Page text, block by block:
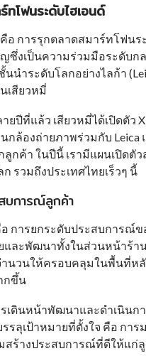
ทโฟนระดับไฮเอนด์
อ การรุกตลาดสมาร์ทโฟนร
งเป็นความร่วมมือระดับกล
นนำระดับโลกอย่างไลก้า
เสียวหมี่
ยปีที่แล้ว เสียวหมี่ได้เปิดตัว
ล้องถ่ายภาพร่วมกับ Leica
ลูกค้า ในปีนี้ เรามีแผนเปิดตั
รวมถึงประเทศไทยเร็วๆ นี้
บการณ์ลูกค้า
การยกระดับประสบการณ์
และพัฒนาทั้งในส่วนหน้าร้า
ำนวนให้ครอบคลุมในพื้นที่
กขึ้น
รเดินหน้าพัฒนาและดำเนิน
รรลุเป้าหมายที่ตั้งใจ คือ ก
สร้างประสบการณ์ที่ดีให้แก่